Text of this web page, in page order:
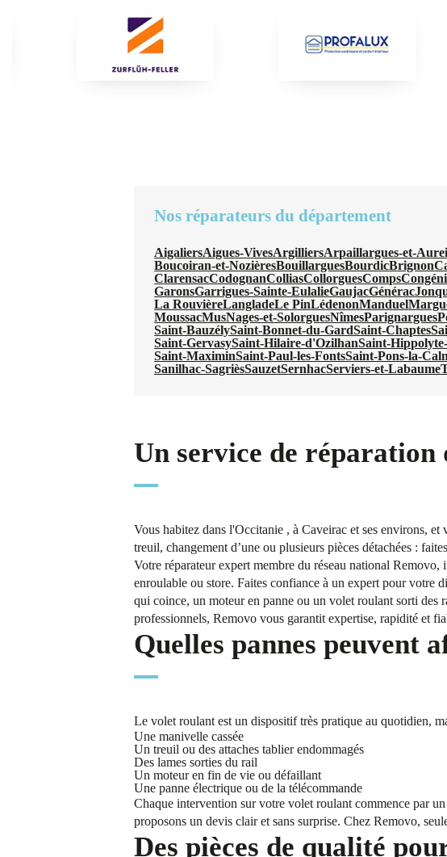
Nos réparateurs du département
AigaliersAigues-VivesArgilliersArpaillargues-et-
Boucoiran-et-NozièresBouillarguesBourdicBrignon
ClarensacCodognanColliasCollorguesComps
GaronsGarrigues-Sainte-EulalieGaujacGénérac
La RouvièreLangladeLe PinLédenonManduel
MoussacMusNages-et-SolorguesNîmesParignargues
Saint-BauzélySaint-Bonnet-du-GardSaint-Chaptes
Saint-GervasySaint-Hilaire-d'OzilhanSaint-
Saint-MaximinSaint-Paul-les-FontsSaint-Pons-la-
Sanilhac-SagrièsSauzetSernhacServiers-et-Labaume
Un service de réparation
Vous habitez dans l'Occitanie , à Caveirac et ses environs,
treuil, changement d’une ou plusieurs pièces détachées :
Votre réparateur expert membre du réseau national
enroulable ou store. Faites confiance à un expert pour votre
qui coince, un moteur en panne ou un volet roulant sorti des
professionnels, Removo vous garantit expertise, rapidité et
Quelles pannes peuvent
Le volet roulant est un dispositif très pratique au quotidien,
Une manivelle cassée
Un treuil ou des attaches tablier endommagés
Des lames sorties du rail
Un moteur en fin de vie ou défaillant
Une panne électrique ou de la télécommande
Chaque intervention sur votre volet roulant commence par
proposons un devis clair et sans surprise. Chez Removo,
Des pièces de qualité